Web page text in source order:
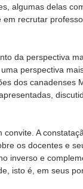
algumas delas
recrutar
da perspectiva
perspectiva
dos canadenses
A
os docentes e
inverso e
isto é, em seus